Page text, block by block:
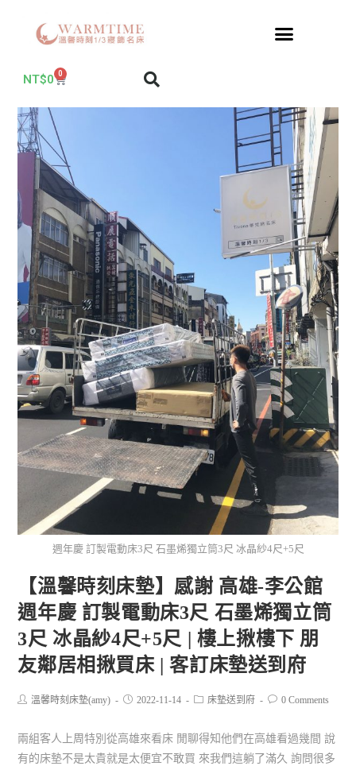
NT$0 0
週年慶 訂製電動床3尺 石墨烯獨立筒3尺 冰晶紗4尺+5尺
【溫馨時刻床墊】感謝 高雄-李公館
週年慶 訂製電動床3尺 石墨烯獨立筒
3尺 冰晶紗4尺+5尺 | 樓上揪樓下 朋
友鄰居相揪買床 | 客訂床墊送到府
溫馨時刻床墊(amy) 2022-11-14 床墊送到府 0 Comments
兩組客人上周特別從高雄來看床 閒聊得知他們在高雄看過幾間 說
有的床墊不是太貴就是太便宜不敢買 來我們這躺了滿久 詢問很多